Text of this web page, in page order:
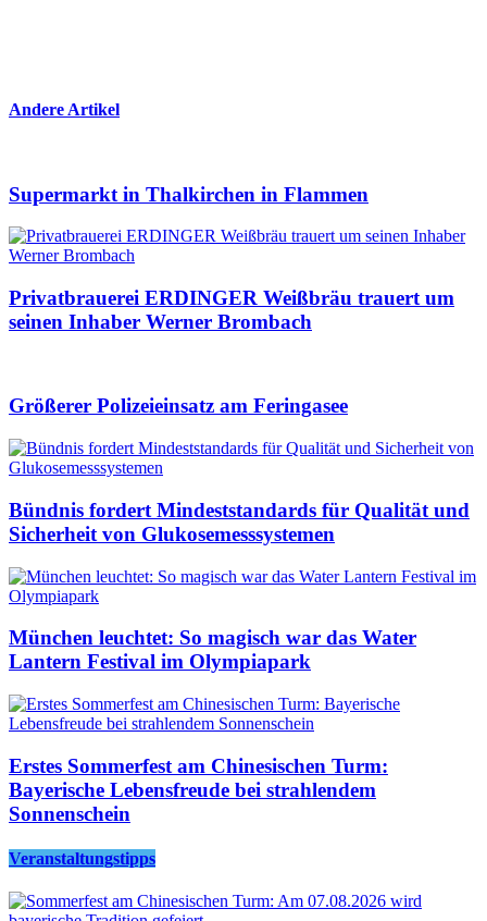
Andere Artikel
Supermarkt in Thalkirchen in Flammen
Privatbrauerei ERDINGER Weißbräu trauert um
seinen Inhaber Werner Brombach
Größerer Polizeieinsatz am Feringasee
Bündnis fordert Mindeststandards für Qualität und
Sicherheit von Glukosemesssystemen
München leuchtet: So magisch war das Water
Lantern Festival im Olympiapark
Erstes Sommerfest am Chinesischen Turm:
Bayerische Lebensfreude bei strahlendem
Sonnenschein
Veranstaltungstipps